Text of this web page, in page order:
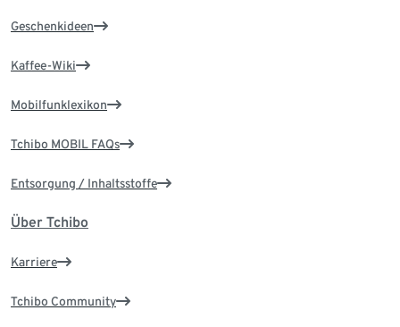
Geschenkideen
Kaffee-Wiki
Mobilfunklexikon
Tchibo MOBIL FAQs
Entsorgung / Inhaltsstoffe
Über Tchibo
Karriere
Tchibo Community